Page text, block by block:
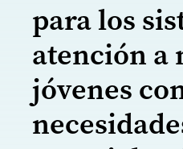
para los
atención a
jóvenes